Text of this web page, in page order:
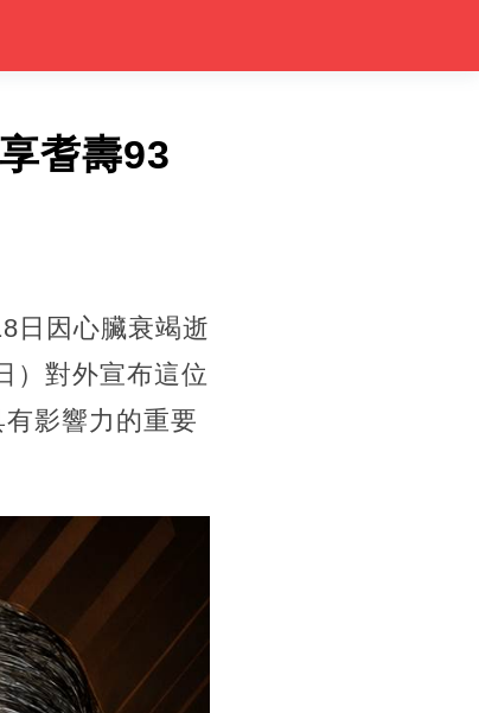
耆壽93
日因心臟衰竭逝
）對外宣布這位
影響力的重要